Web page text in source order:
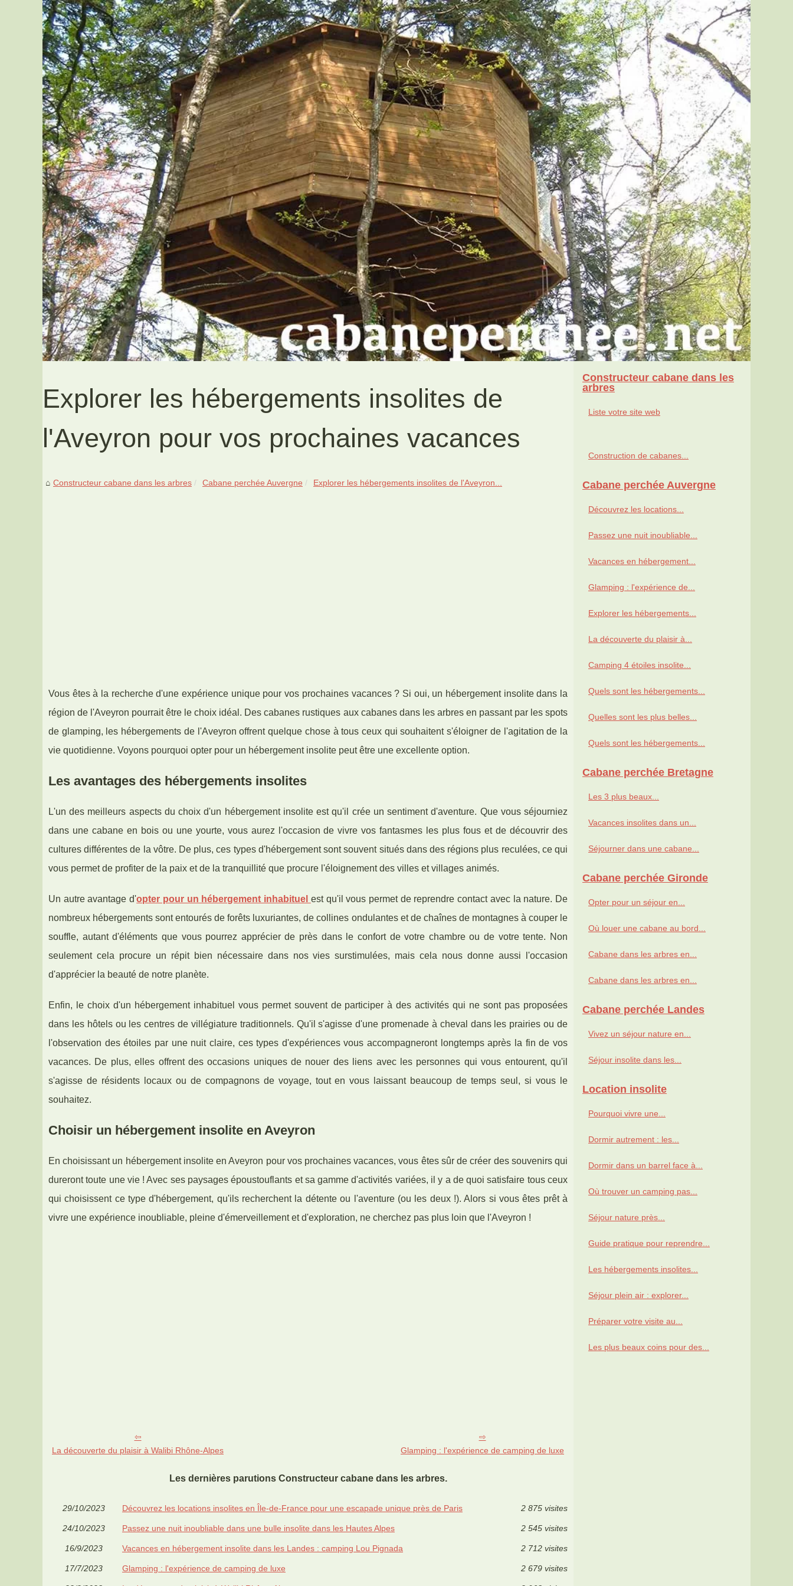
Explorer les hébergements insolites de
l'Aveyron pour vos prochaines vacances
Constructeur cabane dans les arbres Cabane perchée Auvergne Explorer les hébergements insolites de l'Aveyron...
Vous êtes à la recherche d'une expérience unique pour vos prochaines vacances ? Si oui, un hébergement insolite dans la
région de l'Aveyron pourrait être le choix idéal. Des cabanes rustiques aux cabanes dans les arbres en passant par les spots
de glamping, les hébergements de l'Aveyron offrent quelque chose à tous ceux qui souhaitent s'éloigner de l'agitation de la
vie quotidienne. Voyons pourquoi opter pour un hébergement insolite peut être une excellente option.
Les avantages des hébergements insolites
L'un des meilleurs aspects du choix d'un hébergement insolite est qu'il crée un sentiment d'aventure. Que vous séjourniez
dans une cabane en bois ou une yourte, vous aurez l'occasion de vivre vos fantasmes les plus fous et de découvrir des
cultures différentes de la vôtre. De plus, ces types d'hébergement sont souvent situés dans des régions plus reculées, ce qui
vous permet de profiter de la paix et de la tranquillité que procure l'éloignement des villes et villages animés.
Un autre avantage d'opter pour un hébergement inhabituel est qu'il vous permet de reprendre contact avec la nature. De
nombreux hébergements sont entourés de forêts luxuriantes, de collines ondulantes et de chaînes de montagnes à couper le
souffle, autant d'éléments que vous pourrez apprécier de près dans le confort de votre chambre ou de votre tente. Non
seulement cela procure un répit bien nécessaire dans nos vies surstimulées, mais cela nous donne aussi l'occasion
d'apprécier la beauté de notre planète.
Enfin, le choix d'un hébergement inhabituel vous permet souvent de participer à des activités qui ne sont pas proposées
dans les hôtels ou les centres de villégiature traditionnels. Qu'il s'agisse d'une promenade à cheval dans les prairies ou de
l'observation des étoiles par une nuit claire, ces types d'expériences vous accompagneront longtemps après la fin de vos
vacances. De plus, elles offrent des occasions uniques de nouer des liens avec les personnes qui vous entourent, qu'il
s'agisse de résidents locaux ou de compagnons de voyage, tout en vous laissant beaucoup de temps seul, si vous le
souhaitez.
Choisir un hébergement insolite en Aveyron
En choisissant un hébergement insolite en Aveyron pour vos prochaines vacances, vous êtes sûr de créer des souvenirs qui
dureront toute une vie ! Avec ses paysages époustouflants et sa gamme d'activités variées, il y a de quoi satisfaire tous ceux
qui choisissent ce type d'hébergement, qu'ils recherchent la détente ou l'aventure (ou les deux !). Alors si vous êtes prêt à
vivre une expérience inoubliable, pleine d'émerveillement et d'exploration, ne cherchez pas plus loin que l'Aveyron !
La découverte du plaisir à Walibi Rhône-Alpes Glamping : l'expérience de camping de luxe
Les dernières parutions Constructeur cabane dans les arbres.
29/10/2023 Découvrez les locations insolites en Île-de-France pour une escapade unique près de Paris 2 875 visites
24/10/2023 Passez une nuit inoubliable dans une bulle insolite dans les Hautes Alpes 2 545 visites
16/9/2023 Vacances en hébergement insolite dans les Landes : camping Lou Pignada 2 712 visites
17/7/2023 Glamping : l'expérience de camping de luxe 2 679 visites
Constructeur cabane dans les
arbres
Liste votre site web
Construction de cabanes...
Cabane perchée Auvergne
Découvrez les locations...
Passez une nuit inoubliable...
Vacances en hébergement...
Glamping : l'expérience de...
Explorer les hébergements...
La découverte du plaisir à...
Camping 4 étoiles insolite...
Quels sont les hébergements...
Quelles sont les plus belles...
Quels sont les hébergements...
Cabane perchée Bretagne
Les 3 plus beaux...
Vacances insolites dans un...
Séjourner dans une cabane...
Cabane perchée Gironde
Opter pour un séjour en...
Où louer une cabane au bord...
Cabane dans les arbres en...
Cabane dans les arbres en...
Cabane perchée Landes
Vivez un séjour nature en...
Séjour insolite dans les...
Location insolite
Pourquoi vivre une...
Dormir autrement : les...
Dormir dans un barrel face à...
Où trouver un camping pas...
Séjour nature près...
Guide pratique pour reprendre...
Les hébergements insolites...
Séjour plein air : explorer...
Préparer votre visite au...
Les plus beaux coins pour des...